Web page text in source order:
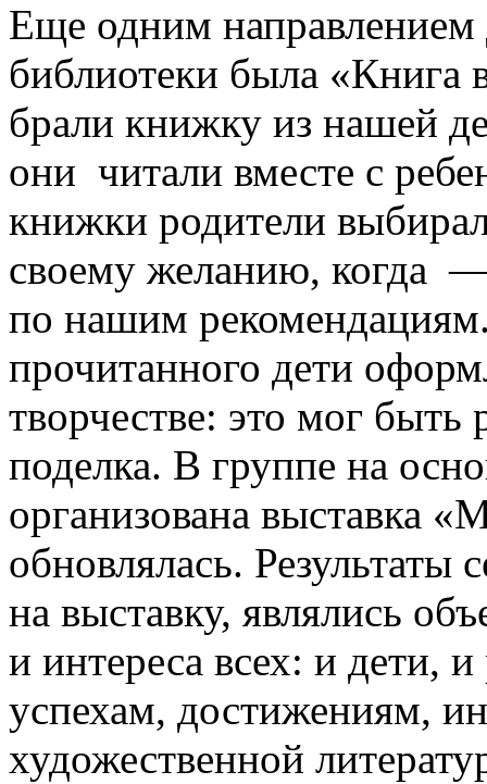
Еще одним направлением
библиотеки была «Книга
брали книжку из нашей
они читали вместе с
книжки родители
своему желанию, когда
по нашим
прочитанного дети
творчестве: это мог
поделка. В группе на
организована выставка
обновлялась.
на выставку, являлись
и интереса всех: и дети,
успехам, достижениям,
художественной